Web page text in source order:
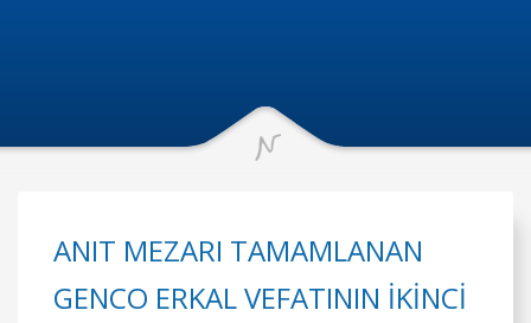
ANIT MEZARI TAMAMLANAN
GENCO ERKAL VEFATININ İKİNCİ